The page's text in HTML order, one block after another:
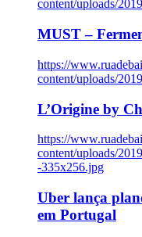
content/uploads/
MUST –
https://
content/uploads/
L’Origine by
https://
content/uploads/
-335x256.jpg
Uber lança
em Portugal